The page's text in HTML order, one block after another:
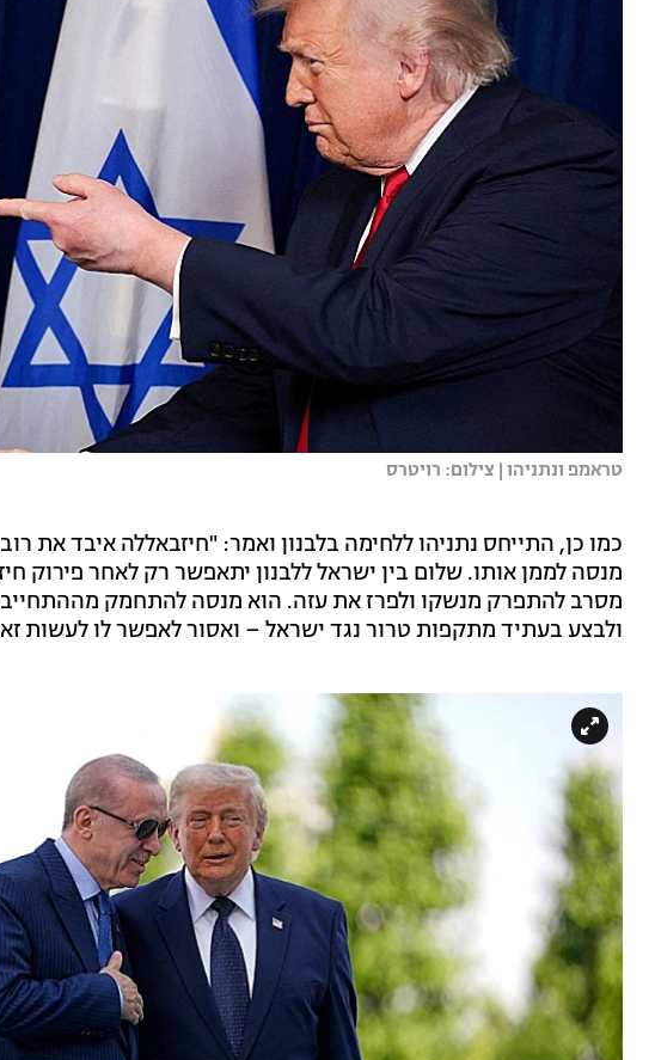
טראמפ ונתניהו | צילום: רויטרס
כמו כן, התייחס נתניהו ללחימה בלבנון ואמר: "חיזבאללה איבד את
מנסה לממן אותו. שלום בין ישראל ללבנון יתאפשר רק לאחר
מסרב להתפרק מנשקו ולפרז את עזה. הוא מנסה להתחמק
ולבצע בעתיד מתקפות טרור נגד ישראל – ואסור לאפשר לו לעשות